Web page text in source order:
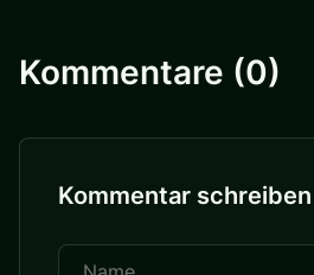
Kommentare (0)
Kommentar schreiben